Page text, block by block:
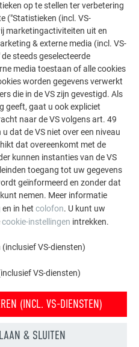
5 st. (groot paneel)
FX.12 = 10 st. (klein
25 per m²
op te stellen ter verbetering
("Statistieken (incl. VS-
marketingactiviteiten uit en
& externe media (incl. VS-
steeds geselecteerde
media toestaan of alle cookies
worden gegevens verwerkt
die in de VS zijn gevestigd. Als
geeft, gaat u ook expliciet
naar de VS volgens art. 49
dat de VS niet over een niveau
dat overeenkomt met de
kunnen instanties van de VS
toegang tot uw gegevens
geïnformeerd en zonder dat
nemen. Meer informatie
en in het colofon. U kunt uw
cookie-instellingen intrekken.
VS-diensten)
VS-diensten)
(INCL. VS-DIENSTEN)
& SLUITEN